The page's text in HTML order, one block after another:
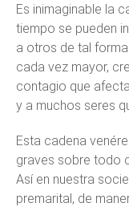
Es inimaginable la
tiempo se pueden
a otros de tal
cada vez mayor,
contagio que
y a muchos seres
Esta cadena
graves sobre todo
Así en nuestra
premarital, de